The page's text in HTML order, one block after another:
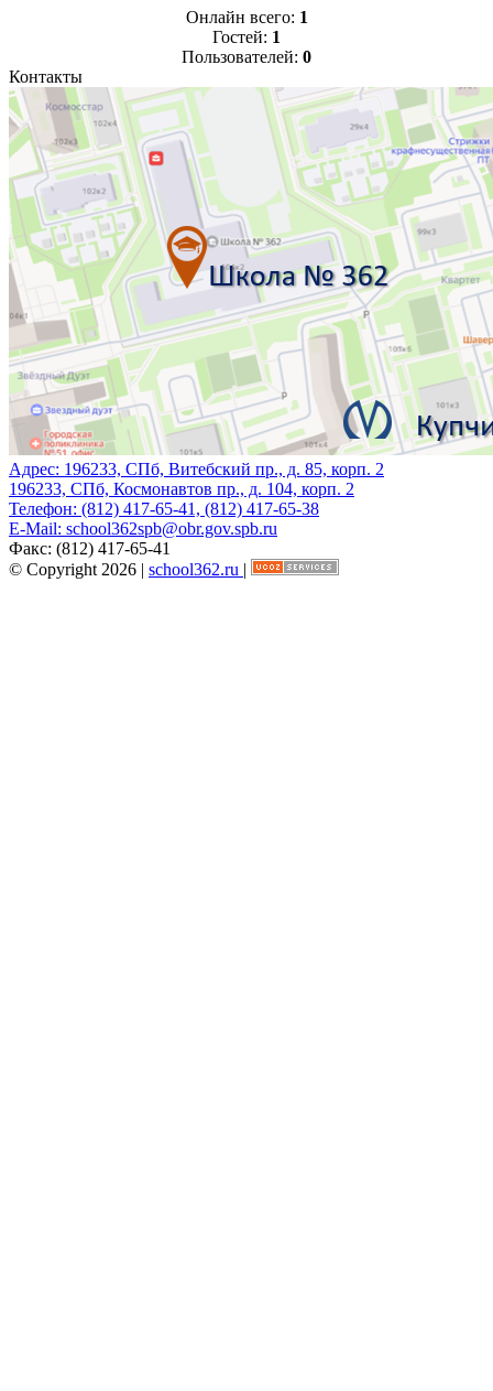
Онлайн всего: 1
Гостей: 1
Пользователей: 0
Контакты
Адрес: 196233, СПб, Витебский пр., д. 85, корп. 2
196233, СПб, Космонавтов пр., д. 104, корп. 2
Телефон: (812) 417-65-41, (812) 417-65-38
E-Mail: school362spb@obr.gov.spb.ru
Факс: (812) 417-65-41
© Copyright 2026 | school362.ru |